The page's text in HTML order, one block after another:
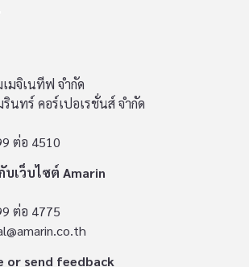
มจิเนทีฟ จำกัด
นทร์ คอร์เปอเรชั่นส์ จำกัด
ต่อ 4510
เว็บไซต์ Amarin
ต่อ 4775
or send feedback